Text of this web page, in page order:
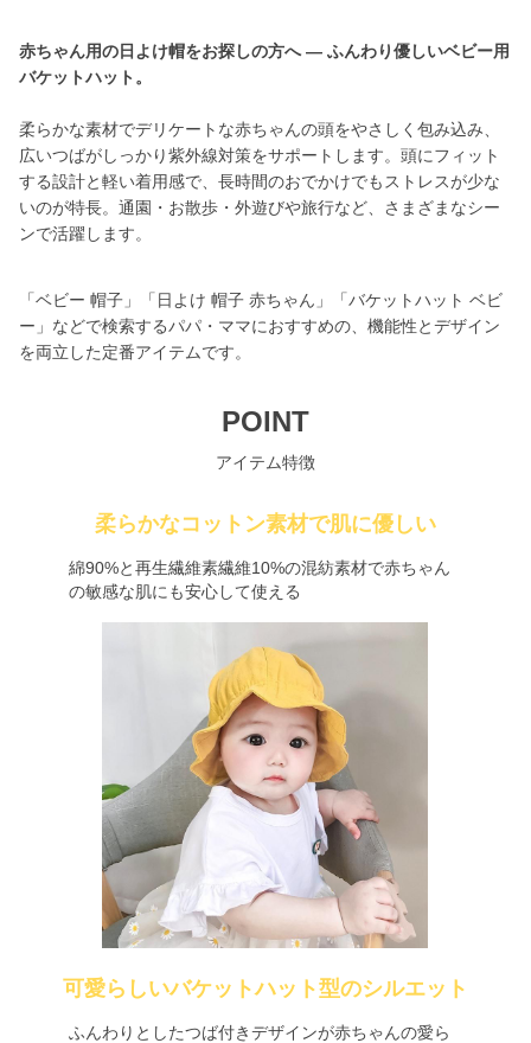
赤ちゃん用の日よけ帽をお探しの方へ — ふんわり優しいベビー用
バケットハット。
柔らかな素材でデリケートな赤ちゃんの頭をやさしく包み込み、
広いつばがしっかり紫外線対策をサポートします。頭にフィット
する設計と軽い着用感で、長時間のおでかけでもストレスが少な
いのが特長。通園・お散歩・外遊びや旅行など、さまざまなシー
ンで活躍します。
「ベビー 帽子」「日よけ 帽子 赤ちゃん」「バケットハット ベビ
ー」などで検索するパパ・ママにおすすめの、機能性とデザイン
を両立した定番アイテムです。
POINT
アイテム特徴
柔らかなコットン素材で肌に優しい
綿90%と再生繊維素繊維10%の混紡素材で赤ちゃん
の敏感な肌にも安心して使える
可愛らしいバケットハット型のシルエット
ふんわりとしたつば付きデザインが赤ちゃんの愛ら